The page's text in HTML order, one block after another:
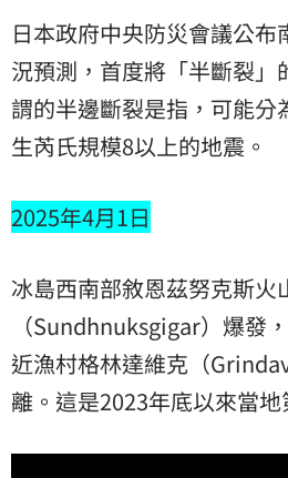
日本政府中央防災會議公布
況預測，首度將「半斷裂」
謂的半邊斷裂是指，可能分
生芮氏規模8以上的地震。
2025年4月1日
冰島西南部敘恩茲努克斯火
（Sundhnuksgigar）爆發
近漁村格林達維克（
離。這是2023年底以來當地